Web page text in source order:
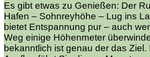
Es gibt etwas zu Genießen: Der
Hafen – Sohnreyhöhe – Lug ins
bietet Entspannung pur – auch
Weg einige Höhenmeter
bekanntlich ist genau der das Ziel.